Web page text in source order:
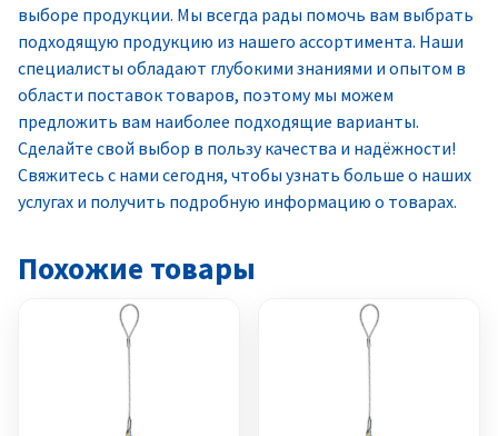
выборе продукции. Мы всегда рады помочь вам выбрать
подходящую продукцию из нашего ассортимента. Наши
специалисты обладают глубокими знаниями и опытом в
области поставок товаров, поэтому мы можем
предложить вам наиболее подходящие варианты.
Сделайте свой выбор в пользу качества и надёжности!
Свяжитесь с нами сегодня, чтобы узнать больше о наших
услугах и получить подробную информацию о товарах.
Похожие товары